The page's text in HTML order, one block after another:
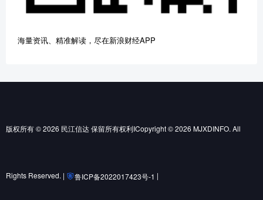
海量资讯、精准解读，尽在新浪财经APP
版权所有 © 2026 民江信达 保留所有权利ICopyright © 2026 MJXDINFO. All
Rights Reserved. | 鲁ICP备2022017423号-1 |